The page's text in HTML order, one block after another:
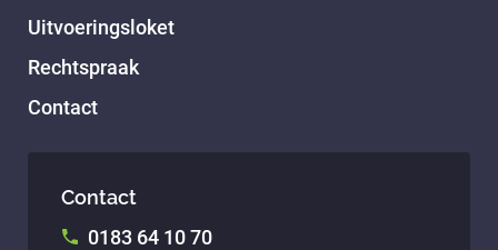
Uitvoeringsloket
Rechtspraak
Contact
Contact
0183 64 10 70